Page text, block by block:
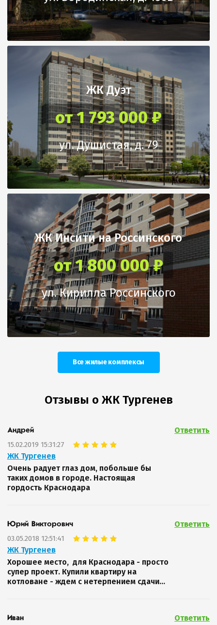
предчистовой отделке, это
значит, что вы сможете
начинать ремонт «с нуля», не
тратя время и силы на
проведение «грязных»
строительных работ.
не пропускают шум и
удерживают тепло
Отделка квартир в ЖК
"Стахановская, 1" это:
металлические двери
тройные стеклопакеты,
застекленные балконы и лоджии
счётчики воды, тепла и
электричества
радиаторы отопления
стяжка пола
система пожарной безопасности
ЖК Дуэт
от 1 793 000 ₽
ул. Душистая, д. 79
ЖК Инсити на Россинского
от 1 800 000 ₽
ул. Кирилла Россинского
Все жилые комплексы
Отзывы о ЖК Тургенев
Андрей
15.02.2019 15:31:27
ЖК Тургенев
Ответить
Очень радует глаз дом, побольше бы
таких домов в городе. Настоящая
гордость Краснодара
Юрий Викторович
03.05.2018 12:51:41
ЖК Тургенев
Ответить
Хорошее место, для Краснодара - просто
супер проект. Купили квартиру на
котловане - ждем с нетерпением сдачи...
Иван Ответить